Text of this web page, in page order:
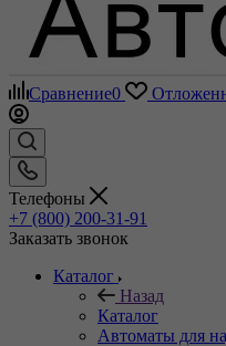
Сравнение0
Телефоны
+7 (800) 200-31-91
Заказать звонок
Каталог
Назад
Каталог
Автоматы для